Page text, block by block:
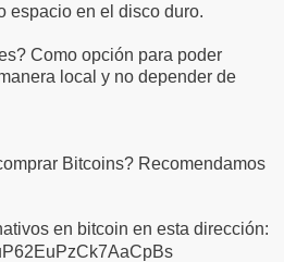
espacio en el disco duro.
Como opción para poder
local y no depender de
Bitcoins? Recomendamos
en bitcoin en esta dirección: